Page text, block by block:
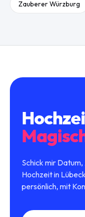
ZaubererWürzburg
Schick mir
Hochzeit in
persönlich, mit